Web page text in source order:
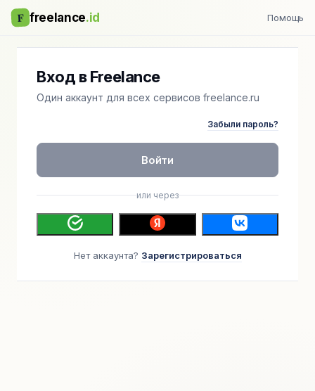
F freelance.id Помощь
Вход в Freelance
Один аккаунт для всех сервисов freelance.ru
Забыли пароль?
Войти
или через
Нет аккаунта? Зарегистрироваться